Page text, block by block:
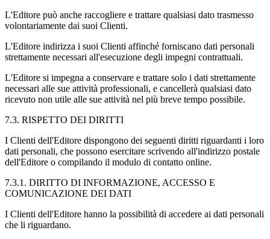
L'Editore può anche raccogliere e trattare qualsiasi dato trasmesso
volontariamente dai suoi Clienti.
L'Editore indirizza i suoi Clienti affinché forniscano dati personali
strettamente necessari all'esecuzione degli impegni contrattuali.
L'Editore si impegna a conservare e trattare solo i dati strettamente
necessari alle sue attività professionali, e cancellerà qualsiasi dato
ricevuto non utile alle sue attività nel più breve tempo possibile.
7.3. RISPETTO DEI DIRITTI
I Clienti dell'Editore dispongono dei seguenti diritti riguardanti i loro
dati personali, che possono esercitare scrivendo all'indirizzo postale
dell'Editore o compilando il modulo di contatto online.
7.3.1. DIRITTO DI INFORMAZIONE, ACCESSO E
COMUNICAZIONE DEI DATI
I Clienti dell'Editore hanno la possibilità di accedere ai dati personali
che li riguardano.